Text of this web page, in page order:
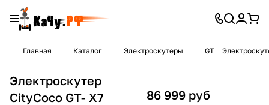
Главная Каталог Электроскутеры GT
Электроскутер
CityCoco GT- X7
86 999 руб